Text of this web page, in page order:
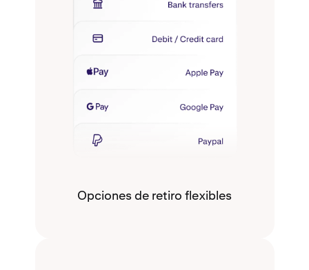
Opciones de retiro flexibles